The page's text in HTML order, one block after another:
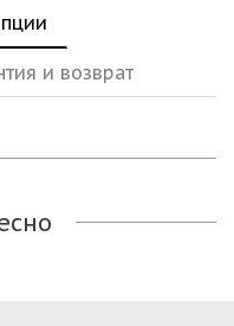
и возврат